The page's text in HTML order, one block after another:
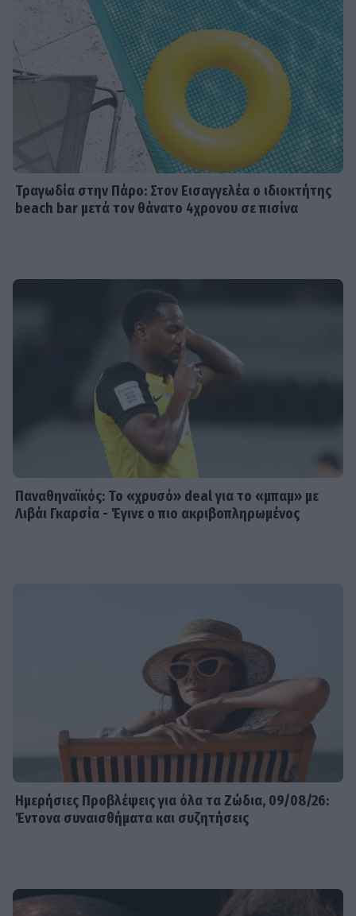
Τραγωδία στην Πάρο: Στον Εισαγγελέα ο ιδιοκτήτης
beach bar μετά τον θάνατο 4χρονου σε πισίνα
Παναθηναϊκός: Το «χρυσό» deal για το «μπαμ» με
Λιβάι Γκαρσία - Έγινε ο πιο ακριβοπληρωμένος
Ημερήσιες Προβλέψεις για όλα τα Ζώδια, 09/08/26:
Έντονα συναισθήματα και συζητήσεις